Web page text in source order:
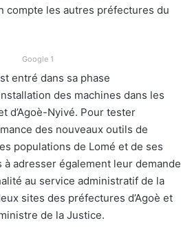
compte les autres préfectures du
Google 1
entré dans sa phase
des machines dans les
d’Agoè-Nyivé. Pour tester
des nouveaux outils de
populations de Lomé et de ses
adresser également leur demande
au service administratif de la
sites des préfectures d’Agoè et
de la Justice.